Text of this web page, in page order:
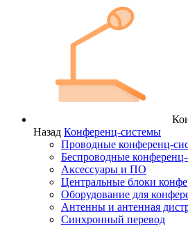
Назад Конференц-системы
Проводные конференц-
Беспроводные
Аксессуары и ПО
Центральные блоки
Оборудование для
Антенны и антенная
Синхронный перевод